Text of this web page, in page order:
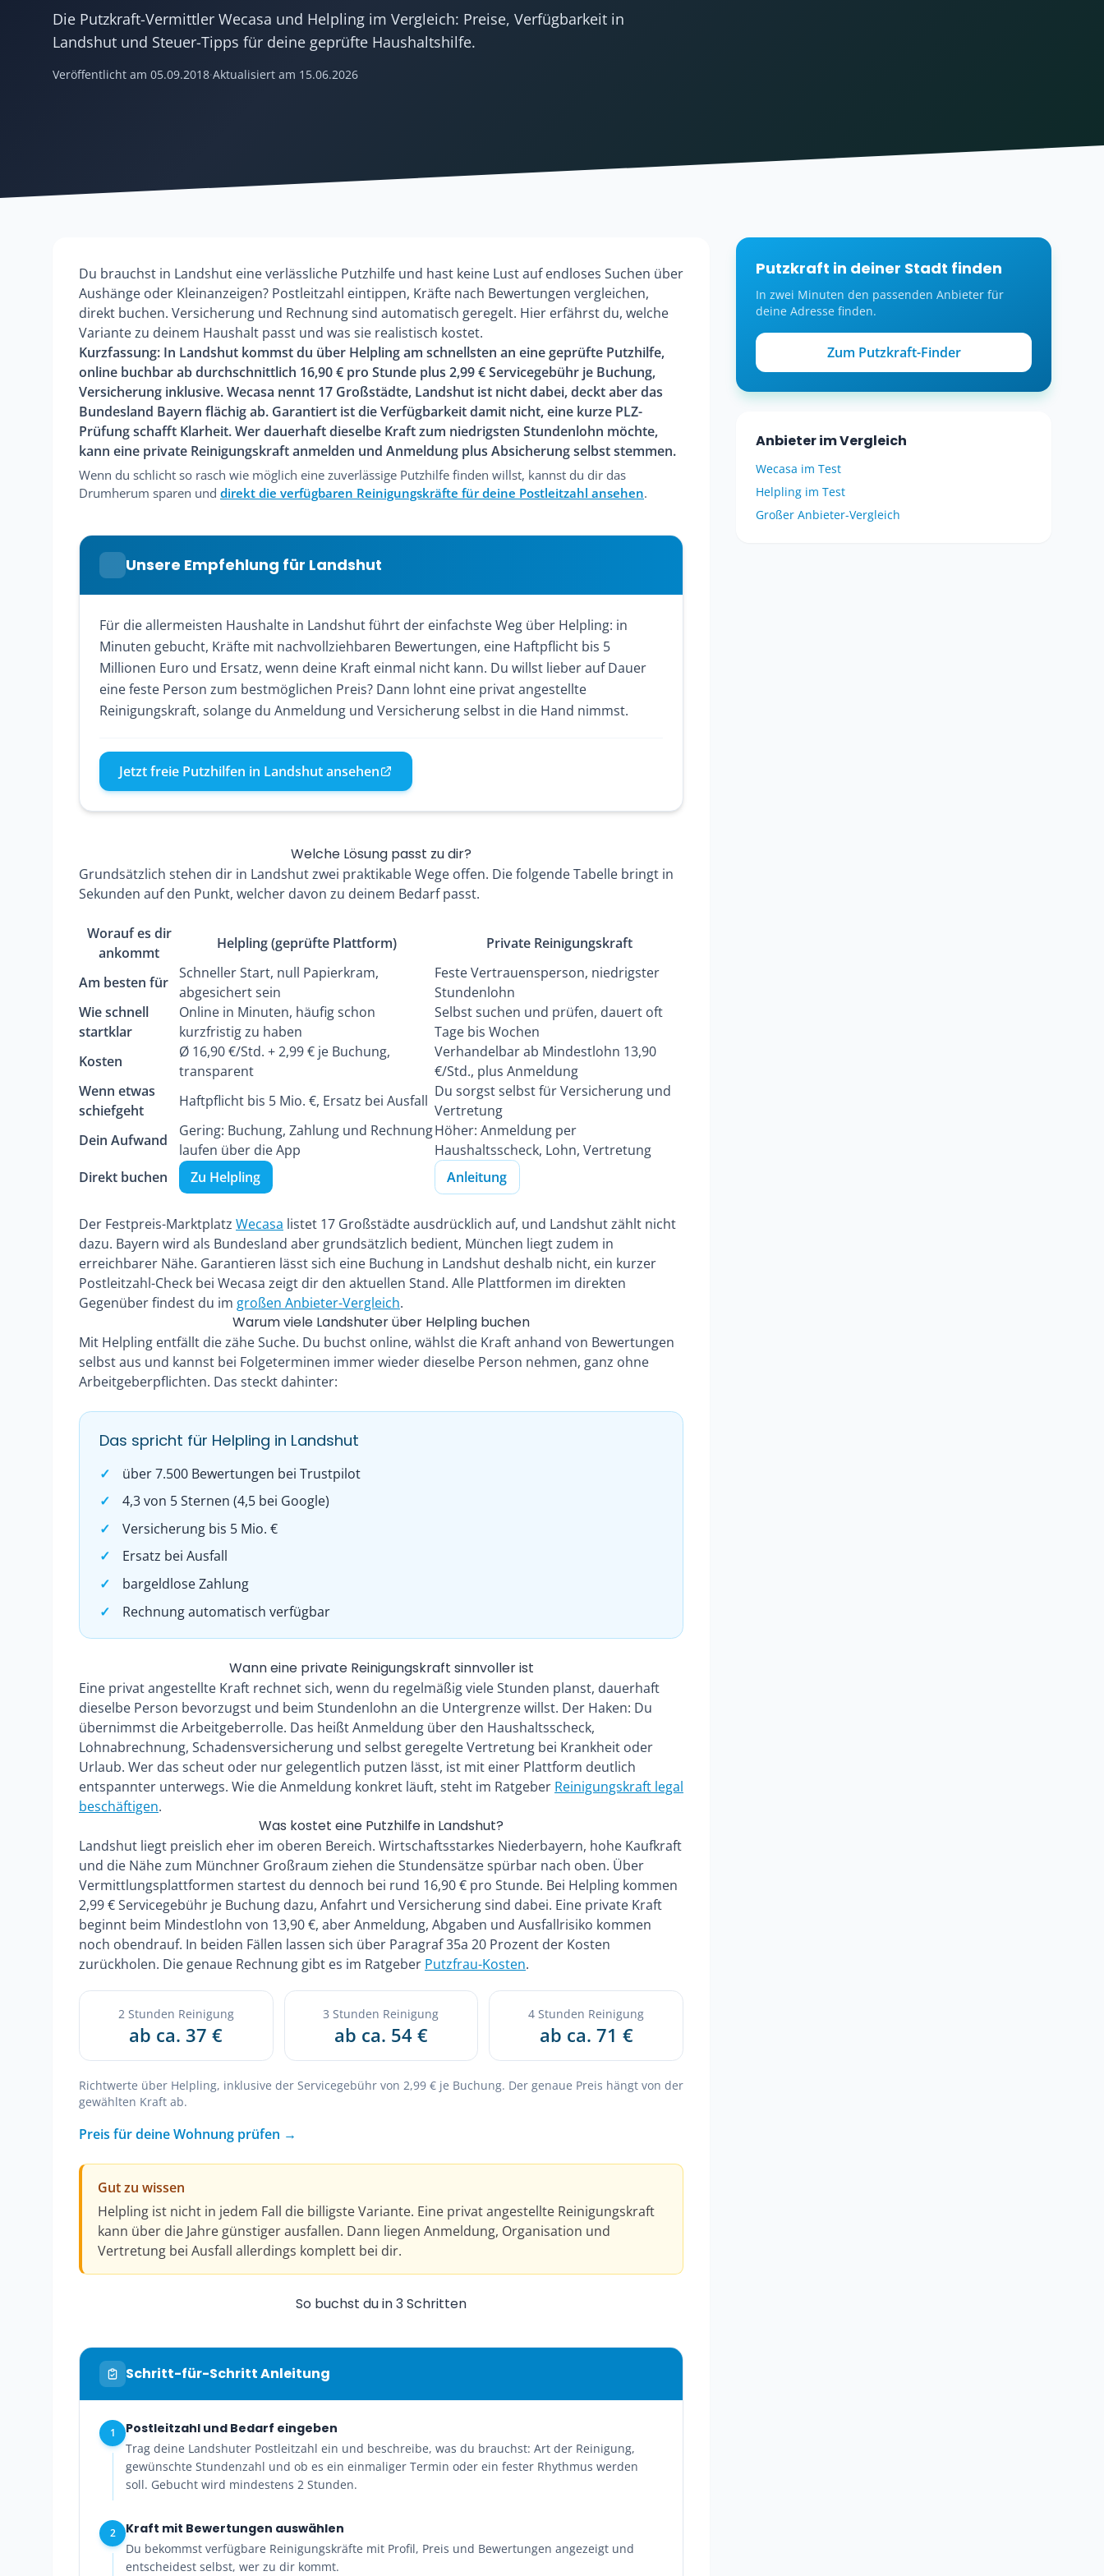
Die Putzkraft-Vermittler Wecasa und Helpling im Vergleich: Preise, Verfügbarkeit in
Landshut und Steuer-Tipps für deine geprüfte Haushaltshilfe.
Veröffentlicht am 05.09.2018·Aktualisiert am 15.06.2026
Du brauchst in Landshut eine verlässliche Putzhilfe und hast keine Lust auf endloses Suchen über
Aushänge oder Kleinanzeigen? Postleitzahl eintippen, Kräfte nach Bewertungen vergleichen,
direkt buchen. Versicherung und Rechnung sind automatisch geregelt. Hier erfährst du, welche
Variante zu deinem Haushalt passt und was sie realistisch kostet.
Kurzfassung: In Landshut kommst du über Helpling am schnellsten an eine geprüfte Putzhilfe,
online buchbar ab durchschnittlich 16,90 € pro Stunde plus 2,99 € Servicegebühr je Buchung,
Versicherung inklusive. Wecasa nennt 17 Großstädte, Landshut ist nicht dabei, deckt aber das
Bundesland Bayern flächig ab. Garantiert ist die Verfügbarkeit damit nicht, eine kurze PLZ-
Prüfung schafft Klarheit. Wer dauerhaft dieselbe Kraft zum niedrigsten Stundenlohn möchte,
kann eine private Reinigungskraft anmelden und Anmeldung plus Absicherung selbst stemmen.
Wenn du schlicht so rasch wie möglich eine zuverlässige Putzhilfe finden willst, kannst du dir das
Drumherum sparen und direkt die verfügbaren Reinigungskräfte für deine Postleitzahl ansehen.
Unsere Empfehlung für Landshut
Für die allermeisten Haushalte in Landshut führt der einfachste Weg über Helpling: in
Minuten gebucht, Kräfte mit nachvollziehbaren Bewertungen, eine Haftpflicht bis 5
Millionen Euro und Ersatz, wenn deine Kraft einmal nicht kann. Du willst lieber auf Dauer
eine feste Person zum bestmöglichen Preis? Dann lohnt eine privat angestellte
Reinigungskraft, solange du Anmeldung und Versicherung selbst in die Hand nimmst.
Jetzt freie Putzhilfen in Landshut ansehen
Welche Lösung passt zu dir?
Grundsätzlich stehen dir in Landshut zwei praktikable Wege offen. Die folgende Tabelle bringt in
Sekunden auf den Punkt, welcher davon zu deinem Bedarf passt.
Worauf es dir
ankommt
Helpling (geprüfte Plattform) Private Reinigungskraft
Am besten für
Schneller Start, null Papierkram,
abgesichert sein
Feste Vertrauensperson, niedrigster
Stundenlohn
Wie schnell
startklar
Online in Minuten, häufig schon
kurzfristig zu haben
Selbst suchen und prüfen, dauert oft
Tage bis Wochen
Kosten
Ø 16,90 €/Std. + 2,99 € je Buchung,
transparent
Verhandelbar ab Mindestlohn 13,90
€/Std., plus Anmeldung
Wenn etwas
schiefgeht
Haftpflicht bis 5 Mio. €, Ersatz bei Ausfall
Du sorgst selbst für Versicherung und
Vertretung
Dein Aufwand
Gering: Buchung, Zahlung und Rechnung
laufen über die App
Höher: Anmeldung per
Haushaltsscheck, Lohn, Vertretung
Direkt buchen
Zu Helpling Anleitung
Der Festpreis-Marktplatz Wecasa listet 17 Großstädte ausdrücklich auf, und Landshut zählt nicht
dazu. Bayern wird als Bundesland aber grundsätzlich bedient, München liegt zudem in
erreichbarer Nähe. Garantieren lässt sich eine Buchung in Landshut deshalb nicht, ein kurzer
Postleitzahl-Check bei Wecasa zeigt dir den aktuellen Stand. Alle Plattformen im direkten
Gegenüber findest du im großen Anbieter-Vergleich.
Warum viele Landshuter über Helpling buchen
Mit Helpling entfällt die zähe Suche. Du buchst online, wählst die Kraft anhand von Bewertungen
selbst aus und kannst bei Folgeterminen immer wieder dieselbe Person nehmen, ganz ohne
Arbeitgeberpflichten. Das steckt dahinter:
Das spricht für Helpling in Landshut
über 7.500 Bewertungen bei Trustpilot
4,3 von 5 Sternen (4,5 bei Google)
Versicherung bis 5 Mio. €
Ersatz bei Ausfall
bargeldlose Zahlung
Rechnung automatisch verfügbar
Wann eine private Reinigungskraft sinnvoller ist
Eine privat angestellte Kraft rechnet sich, wenn du regelmäßig viele Stunden planst, dauerhaft
dieselbe Person bevorzugst und beim Stundenlohn an die Untergrenze willst. Der Haken: Du
übernimmst die Arbeitgeberrolle. Das heißt Anmeldung über den Haushaltsscheck,
Lohnabrechnung, Schadensversicherung und selbst geregelte Vertretung bei Krankheit oder
Urlaub. Wer das scheut oder nur gelegentlich putzen lässt, ist mit einer Plattform deutlich
entspannter unterwegs. Wie die Anmeldung konkret läuft, steht im Ratgeber Reinigungskraft legal
beschäftigen.
Was kostet eine Putzhilfe in Landshut?
Landshut liegt preislich eher im oberen Bereich. Wirtschaftsstarkes Niederbayern, hohe Kaufkraft
und die Nähe zum Münchner Großraum ziehen die Stundensätze spürbar nach oben. Über
Vermittlungsplattformen startest du dennoch bei rund 16,90 € pro Stunde. Bei Helpling kommen
2,99 € Servicegebühr je Buchung dazu, Anfahrt und Versicherung sind dabei. Eine private Kraft
beginnt beim Mindestlohn von 13,90 €, aber Anmeldung, Abgaben und Ausfallrisiko kommen
noch obendrauf. In beiden Fällen lassen sich über Paragraf 35a 20 Prozent der Kosten
zurückholen. Die genaue Rechnung gibt es im Ratgeber Putzfrau-Kosten.
2 Stunden Reinigung
ab ca. 37 €
3 Stunden Reinigung
ab ca. 54 €
4 Stunden Reinigung
ab ca. 71 €
Richtwerte über Helpling, inklusive der Servicegebühr von 2,99 € je Buchung. Der genaue Preis hängt von der
gewählten Kraft ab.
Preis für deine Wohnung prüfen →
Gut zu wissen
Helpling ist nicht in jedem Fall die billigste Variante. Eine privat angestellte Reinigungskraft
kann über die Jahre günstiger ausfallen. Dann liegen Anmeldung, Organisation und
Vertretung bei Ausfall allerdings komplett bei dir.
So buchst du in 3 Schritten
Schritt-für-Schritt Anleitung
1 Postleitzahl und Bedarf eingeben
Trag deine Landshuter Postleitzahl ein und beschreibe, was du brauchst: Art der Reinigung,
gewünschte Stundenzahl und ob es ein einmaliger Termin oder ein fester Rhythmus werden
soll. Gebucht wird mindestens 2 Stunden.
2 Kraft mit Bewertungen auswählen
Du bekommst verfügbare Reinigungskräfte mit Profil, Preis und Bewertungen angezeigt und
entscheidest selbst, wer zu dir kommt.
Putzkraft in deiner Stadt finden
In zwei Minuten den passenden Anbieter für
deine Adresse finden.
Zum Putzkraft-Finder
Anbieter im Vergleich
Wecasa im Test
Helpling im Test
Großer Anbieter-Vergleich